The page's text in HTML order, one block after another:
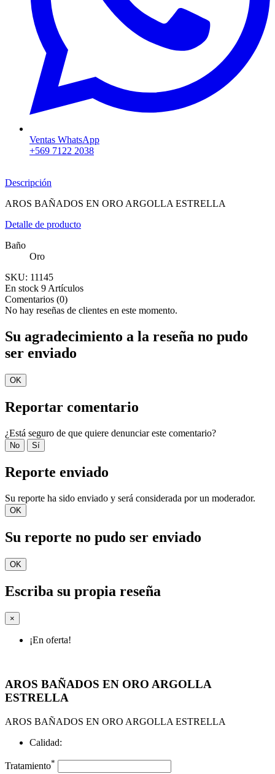
Ventas WhatsApp
+569 7122 2038
Descripción
AROS BAÑADOS EN ORO ARGOLLA ESTRELLA
Detalle de producto
Baño
Oro
SKU: 11145
En stock 9 Artículos
Comentarios (0)
No hay reseñas de clientes en este momento.
Su agradecimiento a la reseña no pudo
ser enviado
OK
Reportar comentario
¿Está seguro de que quiere denunciar este comentario?
No Sí
Reporte enviado
Su reporte ha sido enviado y será considerada por un moderador.
OK
Su reporte no pudo ser enviado
OK
Escriba su propia reseña
×
¡En oferta!
AROS BAÑADOS EN ORO ARGOLLA
ESTRELLA
AROS BAÑADOS EN ORO ARGOLLA ESTRELLA
Calidad:
Tratamiento*